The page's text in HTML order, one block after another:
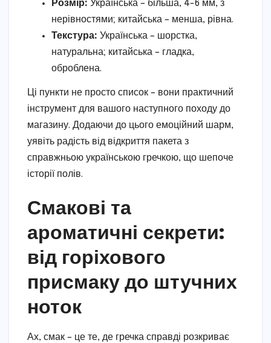
Розмір: Українська – більша, 4-6 мм, з
нерівностями; китайська – менша, рівна.
Текстура: Українська – шорстка,
натуральна; китайська – гладка,
оброблена.
Ці пункти не просто список – вони практичний
інструмент для вашого наступного походу до
магазину. Додаючи до цього емоційний шарм,
уявіть радість від відкриття пакета з
справжньою українською гречкою, що шепоче
історії полів.
Смакові та
ароматичні секрети:
від горіхового
присмаку до штучних
ноток
Ах, смак – це те, де гречка справді розкриває